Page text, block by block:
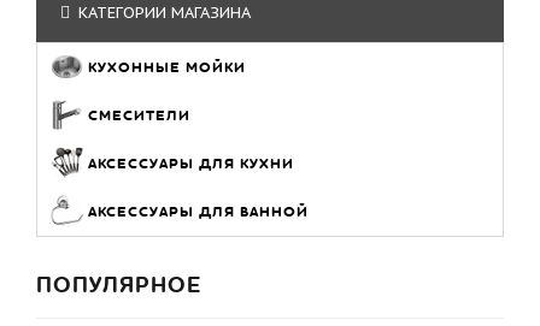
КАТЕГОРИИ МАГАЗИНА
КУХОННЫЕ МОЙКИ
СМЕСИТЕЛИ
АКСЕССУАРЫ ДЛЯ КУХНИ
АКСЕССУАРЫ ДЛЯ ВАННОЙ
ПОПУЛЯРНОЕ